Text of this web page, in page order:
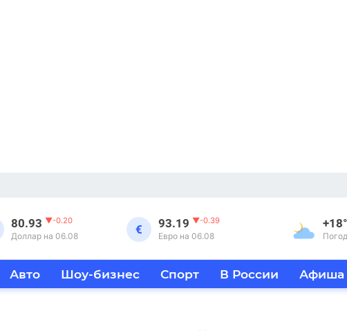
80.93 ▼-0.20
Доллар на 06.08 € 93.19 ▼-0.39
Евро на 06.08
Авто Шоу-бизнес Спорт В России Афиша